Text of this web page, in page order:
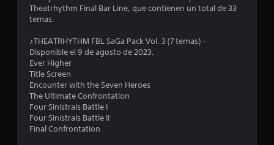
a
Theatrhythm Final Bar Line, que contienen un total de 33
temas.
♪THEATRHYTHM FBL SaGa Pack Vol. 3 (7 temas) -
Disponible el 9 de agosto de 2023.
Ever Higher
Title Screen
Encounter with the Seven Heroes
The Ultimate Confrontation
Four Sinistrals Battle I
Four Sinistrals Battle II
Final Confrontation